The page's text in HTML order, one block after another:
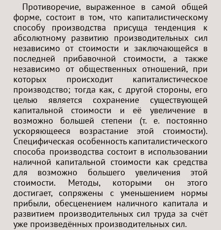
Противоречие, выраженное в самой общей
форме, состоит в том, что капиталистическому
способу производства присуща тенденция к
абсолютному развитию производительных сил
независимо от стоимости и заключающейся в
последней прибавочной стоимости, а также
независимо от общественных отношений, при
которых происходит капиталистическое
производство; тогда как, с другой стороны, его
целью является сохранение существующей
капитальной стоимости и её увеличение в
возможно большей степени (т. е. постоянно
ускоряющееся возрастание этой стоимости).
Специфическая особенность капиталистического
способа производства состоит в использовании
наличной капитальной стоимости как средства
для возможно большего увеличения этой
стоимости. Методы, которыми он этого
достигает, сопряжены с уменьшением нормы
прибыли, обесценением наличного капитала и
развитием производительных сил труда за счёт
уже произведённых производительных сил.